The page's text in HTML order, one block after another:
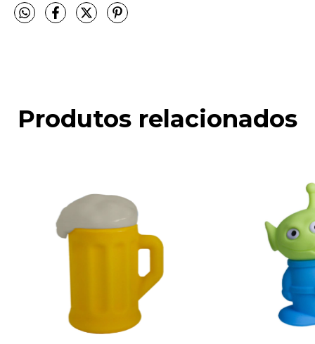
Produtos relacionados